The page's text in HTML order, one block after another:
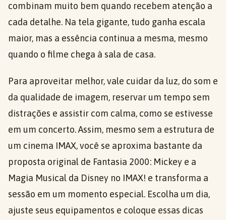
combinam muito bem quando recebem atenção a
cada detalhe. Na tela gigante, tudo ganha escala
maior, mas a essência continua a mesma, mesmo
quando o filme chega à sala de casa.
Para aproveitar melhor, vale cuidar da luz, do som e
da qualidade de imagem, reservar um tempo sem
distrações e assistir com calma, como se estivesse
em um concerto. Assim, mesmo sem a estrutura de
um cinema IMAX, você se aproxima bastante da
proposta original de Fantasia 2000: Mickey e a
Magia Musical da Disney no IMAX! e transforma a
sessão em um momento especial. Escolha um dia,
ajuste seus equipamentos e coloque essas dicas